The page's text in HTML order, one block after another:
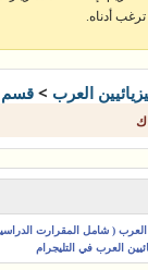
أدناه.
العرب > قسم
العرب ( شامل المقرارت
العرب في التليجرام